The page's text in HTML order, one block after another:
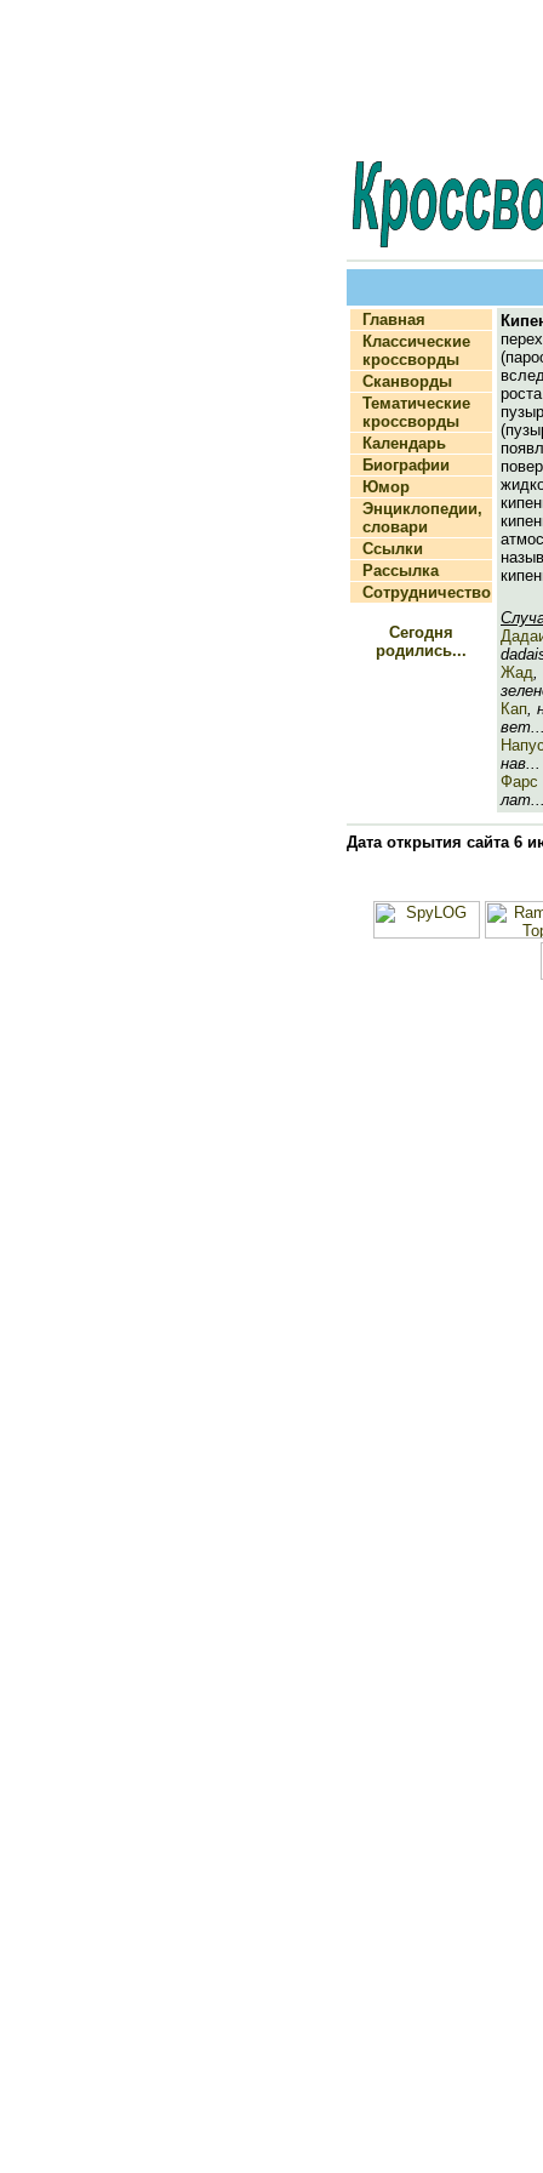
Главная
Классические
кроссворды
Сканворды
Тематические
кроссворды
Календарь
Биографии
Юмор
Энциклопедии,
словари
Ссылки
Рассылка
Сотрудничество
Сегодня
родились...
Жад,
Кап,
нав...
Фарс
Дата открытия сайта 6